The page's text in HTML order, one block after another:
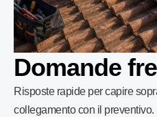
Domande
Risposte rapide per capire
collegamento con il preventivo.